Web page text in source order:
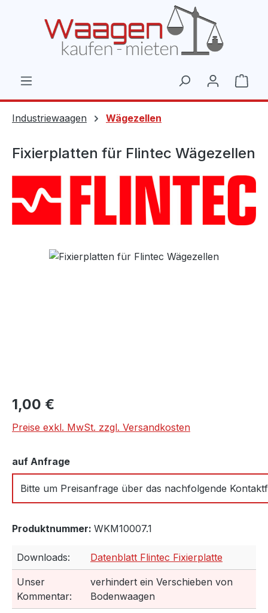
Industriewaagen Wägezellen
Fixierplatten für Flintec Wägezellen
Bildergalerie überspringen
Regulärer Preis:
1,00 €
Preise exkl. MwSt. zzgl. Versandkosten
auf Anfrageauswählen
Bitte um Preisanfrage über das nachfolgende
Produktnummer: WKM10007.1
Downloads: Datenblatt Flintec Fixierplatte
Unser
Kommentar:
verhindert ein Verschieben von
Bodenwaagen